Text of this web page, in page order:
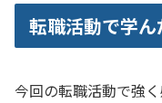
転職活動で学ん
今回の転職活動で強く